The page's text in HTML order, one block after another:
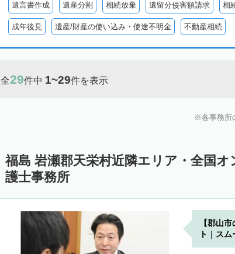
遺言書作成 遺産分割 相続放棄 遺留分侵害額請求 相
成年後見 遺産/財産の使い込み・使途不明金 不動産相続
全29件中 1~29件を表示
各事務所
福島 岩瀬郡天栄村近隣エリア・全国
護士事務所
【郡山
ト｜ス